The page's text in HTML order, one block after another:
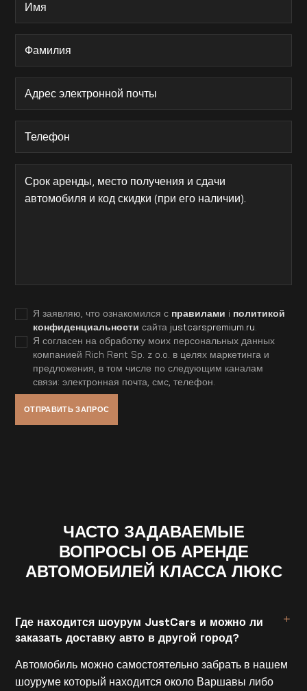
Я заявляю, что ознакомился с правилами i политикой
конфиденциальности сайта justcarspremium.ru
Я согласен на обработку моих персональных данных
компанией Rich Rent Sp. z o.o. в целях маркетинга и
предложения, в том числе по следующим каналам
связи: электронная почта, смс, телефон.
ЧАСТО ЗАДАВАЕМЫЕ
ВОПРОСЫ ОБ АРЕНДЕ
АВТОМОБИЛЕЙ КЛАССА ЛЮКС
Где находится шоурум JustCars и можно ли
заказать доставку авто в другой город?
Автомобиль можно самостоятельно забрать в нашем
шоуруме который находится около Варшавы либо